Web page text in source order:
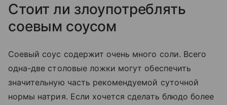
Стоит ли злоупотреблять
соевым соусом
Соевый соус содержит очень много соли. Всего
одна-две столовые ложки могут обеспечить
значительную часть рекомендуемой суточной
нормы натрия. Если хочется сделать блюдо более